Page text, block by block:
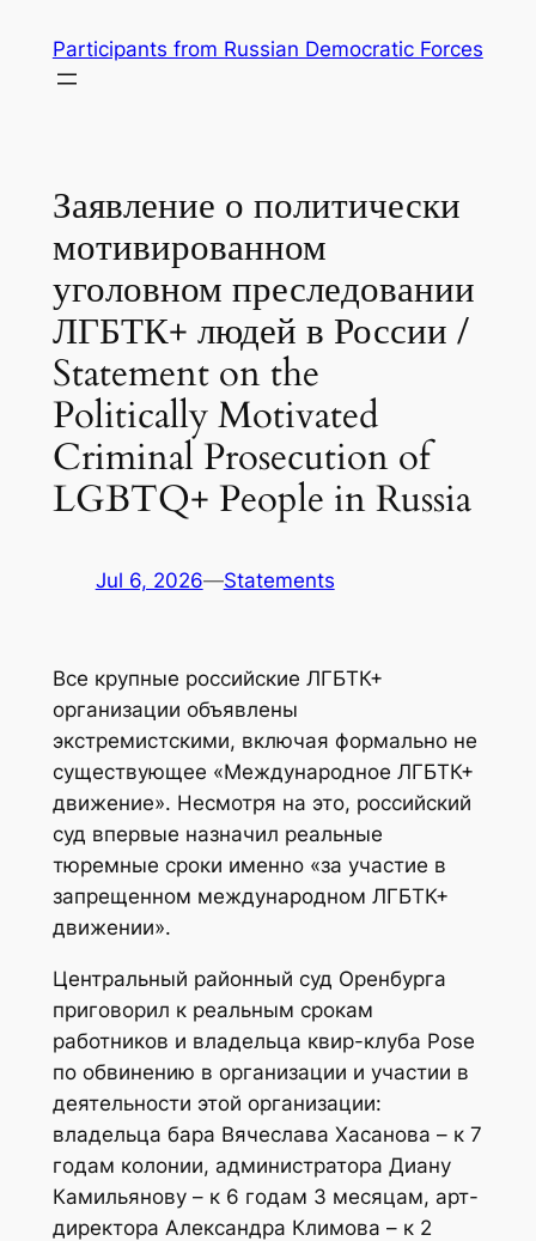
content
Participants from Russian Democratic Forces
Заявление о политически
мотивированном
уголовном преследовании
ЛГБТК+ людей в России /
Statement on the
Politically Motivated
Criminal Prosecution of
LGBTQ+ People in Russia
Jul 6, 2026—Statements
Все крупные российские ЛГБТК+
организации объявлены
экстремистскими, включая формально не
существующее «Международное ЛГБТК+
движение». Несмотря на это, российский
суд впервые назначил реальные
тюремные сроки именно «за участие в
запрещенном международном ЛГБТК+
движении».
Центральный районный суд Оренбурга
приговорил к реальным срокам
работников и владельца квир-клуба Pose
по обвинению в организации и участии в
деятельности этой организации:
владельца бара Вячеслава Хасанова – к 7
годам колонии, администратора Диану
Камильянову – к 6 годам 3 месяцам, арт-
директора Александра Климова – к 2